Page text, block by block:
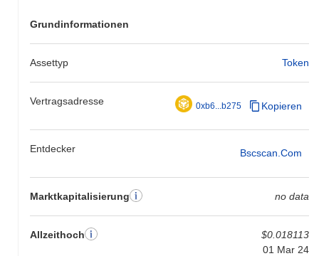
Grundinformationen
Assettyp Token
Vertragsadresse 0xb6...b275 Kopieren
Entdecker Bscscan.com
Marktkapitalisierung no data
Allzeithoch
$0.018113
01 Mar 24